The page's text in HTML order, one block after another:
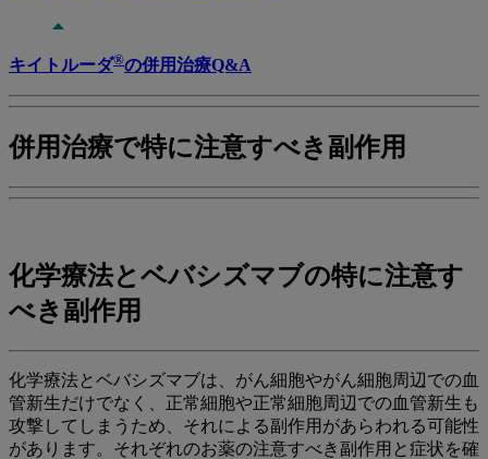
キイトルーダ®の併用治療Q&A
併用治療で特に注意すべき副作用
化学療法とベバシズマブの特に注意す
べき副作用
化学療法とベバシズマブは、がん細胞やがん細胞周辺での血
管新生だけでなく、正常細胞や正常細胞周辺での血管新生も
攻撃してしまうため、それによる副作用があらわれる可能性
があります。それぞれのお薬の注意すべき副作用と症状を確